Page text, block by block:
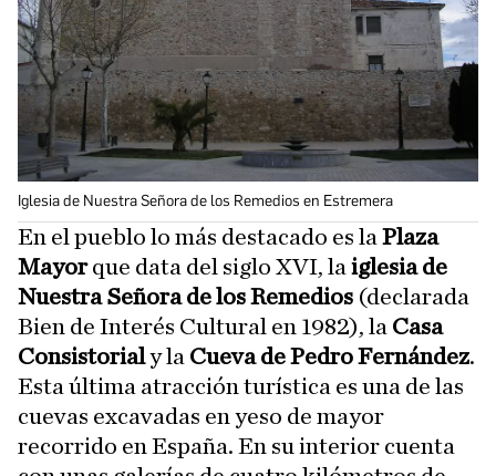
Iglesia de Nuestra Señora de los Remedios en Estremera
En el pueblo lo más destacado es la Plaza
Mayorque data del siglo XVI, la iglesia de
Nuestra Señora de los Remedios (declarada
Bien de Interés Cultural en 1982), la Casa
Consistorialy la Cueva de Pedro Fernández.
Esta última atracción turística es una de las
cuevas excavadas en yeso de mayor
recorrido en España. En su interior cuenta